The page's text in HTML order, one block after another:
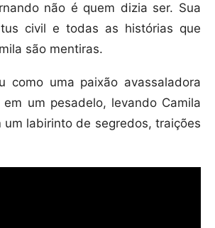
não é quem dizia ser. Sua
civil e todas as histórias que
são mentiras.
como uma paixão avassaladora
um pesadelo, levando Camila
um labirinto de segredos, traições